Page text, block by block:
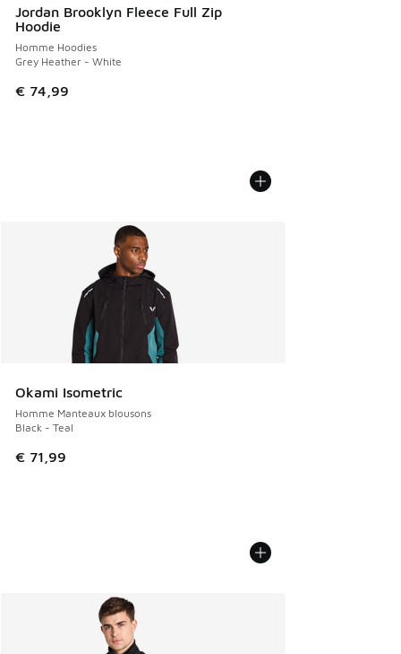
Jordan Brooklyn Fleece Full Zip
Hoodie
Homme Hoodies
Grey Heather - White
€ 74,99
Okami Isometric
Homme Manteaux blousons
Black - Teal
€ 71,99